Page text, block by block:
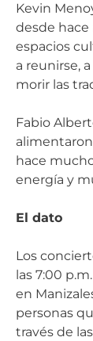
Kevin
desde
espacios
a reunirse,
morir las
Fabio
hace
energía y
El dato
Los
las 7:00
en
personas
través de